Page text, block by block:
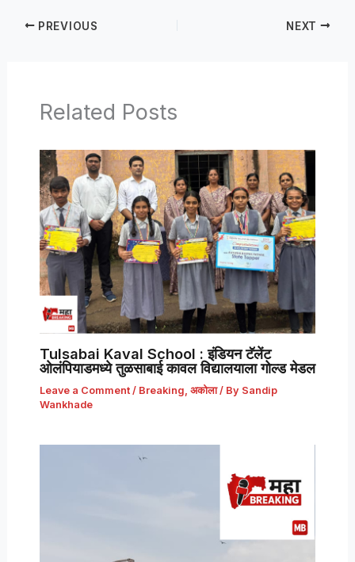
PREVIOUS NEXT
Related Posts
Tulsabai Kaval School : इंडियन टॅलेंट
ओलंपियाडमध्ये तुळसाबाई कावल विद्यालयाला गोल्ड मेडल
Leave a Comment / Breaking अकोला/ By Sandip
Wankhade